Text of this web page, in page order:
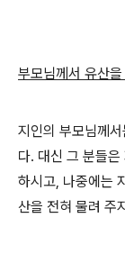
부모님께서 유산
지인의 부모님께
다. 대신 그 분들
하시고, 나중에는
산을 전혀 물려 주